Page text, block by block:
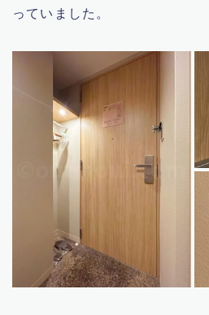
っていました。